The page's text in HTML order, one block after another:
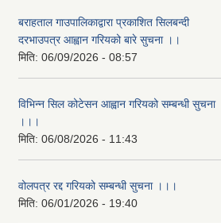
बराहताल गाउपालिकाद्वारा प्रकाशित सिलबन्दी
दरभाउपत्र आह्वान गरियको बारे सुचना ।।
मिति: 06/09/2026 - 08:57
विभिन्न सिल कोटेसन आह्वान गरियको सम्बन्धी सुचना
।।।
मिति: 06/08/2026 - 11:43
वोलपत्र रद्द गरियको सम्बन्धी सुचना ।।।
मिति: 06/01/2026 - 19:40